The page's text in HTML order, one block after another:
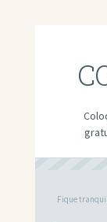
Fique